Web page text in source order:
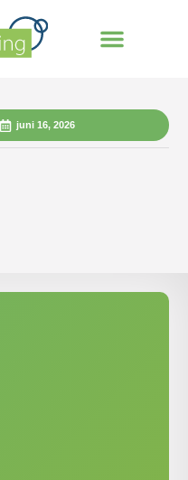
juni 16, 2026